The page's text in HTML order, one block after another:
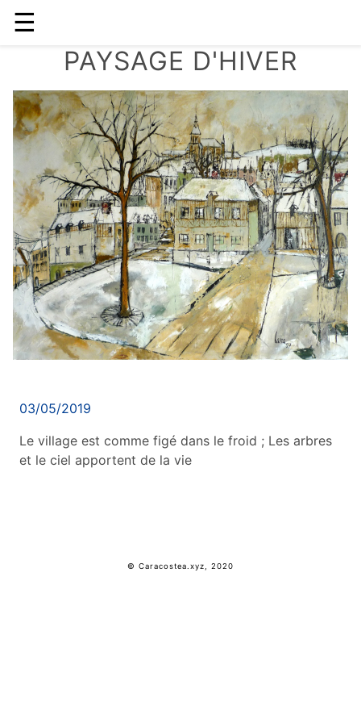
☰
PAYSAGE D'HIVER
03/05/2019
Le village est comme figé dans le froid ; Les arbres
et le ciel apportent de la vie
© Caracostea.xyz, 2020